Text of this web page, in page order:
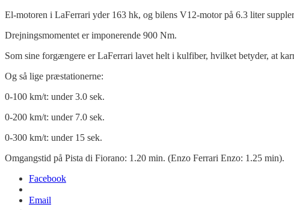
El-motoren i LaFerrari yder 163 hk, og bilens V12-motor på 6.3 liter
Drejningsmomentet er imponerende 900 Nm.
Som sine forgængere er LaFerrari lavet helt i kulfiber, hvilket betyder, at
Og så lige præstationerne:
0-100 km/t: under 3.0 sek.
0-200 km/t: under 7.0 sek.
0-300 km/t: under 15 sek.
Omgangstid på Pista di Fiorano: 1.20 min. (Enzo Ferrari Enzo: 1.25 min).
Facebook
Email